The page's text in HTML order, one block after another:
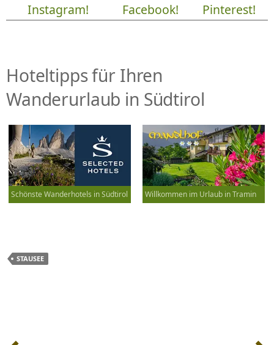
Instagram!
Facebook!
Pinterest!
Hoteltipps für Ihren
Wanderurlaub in Südtirol
Schönste Wanderhotels in Südtirol Willkommen im Urlaub in Tramin
STAUSEE